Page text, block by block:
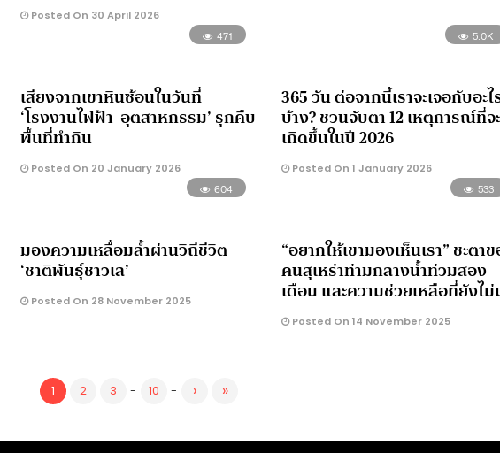
Posted On 30 April 2026
471
เสียงจากเขาหินซ้อนในวันที่
‘โรงงานไฟฟ้า-อุตสาหกรรม’ รุกคืบ
พื้นที่ทำกิน
Posted On 20 January 2026
5.0K
365 วัน ต่อจากนี้เราจะเจอกับอะไ
บ้าง? ชวนจับตา 12 เหตุการณ์ที่จะ
เกิดขึ้นในปี 2026
Posted On 1 January 2026
604
มองความเหลื่อมล้ำผ่านวิถีชีวิต
‘ชาติพันธุ์ชาวเล’
Posted On 28 November 2025
533
“อยากให้เขามองเห็นเรา” ชะตา
คนสุเหร่าท่ามกลางน้ำท่วมสอง
เดือน และความช่วยเหลือที่ยังไม่
Posted On 14 November 2025
1 2 3 - 10 - › »